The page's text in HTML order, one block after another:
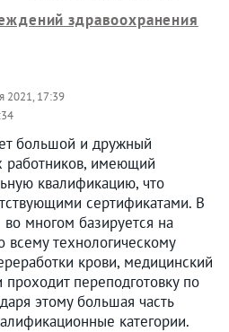
здравоохранения
2021, 17:39
большой и дружный
работников, имеющий
квалификацию, что
сертификатами. В
многом базируется на
всему технологическому
крови, медицинский
переподготовку по
этому большая часть
категории.